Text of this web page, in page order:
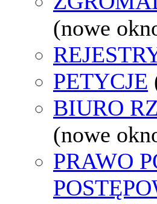
(nowe
PETYCJE
BIURO
(nowe
PRAWO